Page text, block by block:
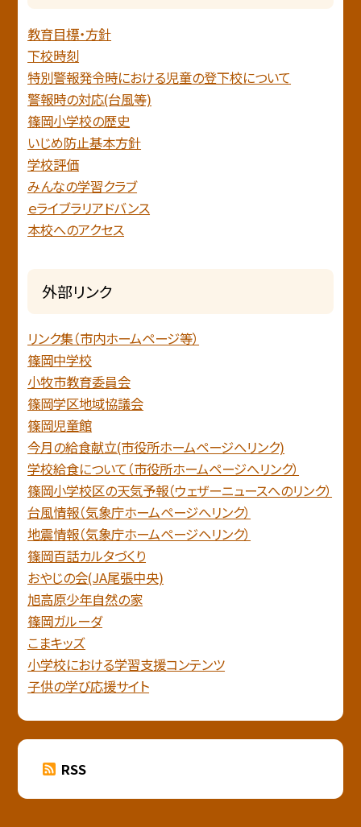
教育目標・方針
下校時刻
特別警報発令時における児童の登下校について
警報時の対応(台風等)
篠岡小学校の歴史
いじめ防止基本方針
学校評価
みんなの学習クラブ
ｅライブラリアドバンス
本校へのアクセス
外部リンク
リンク集（市内ホームページ等）
篠岡中学校
小牧市教育委員会
篠岡学区地域協議会
篠岡児童館
今月の給食献立(市役所ホームページへリンク)
学校給食について（市役所ホームページへリンク）
篠岡小学校区の天気予報（ウェザーニュースへのリンク）
台風情報（気象庁ホームページへリンク）
地震情報（気象庁ホームページヘリンク）
篠岡百話カルタづくり
おやじの会(JA尾張中央)
旭高原少年自然の家
篠岡ガルーダ
こまキッズ
小学校における学習支援コンテンツ
子供の学び応援サイト
RSS